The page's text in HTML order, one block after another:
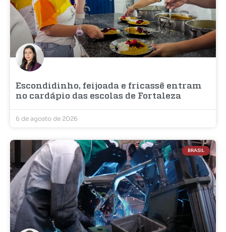
Escondidinho, feijoada e fricassê entram
no cardápio das escolas de Fortaleza
6 de agosto de 2026
BRASIL